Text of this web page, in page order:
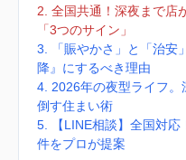
2. 全国共通！深夜まで店
「3つのサイン」
3. 「賑やかさ」と「治安
降』にするべき理由
4. 2026年の夜型ライフ
倒す住まい術
5. 【LINE相談】全国対応
件をプロが提案